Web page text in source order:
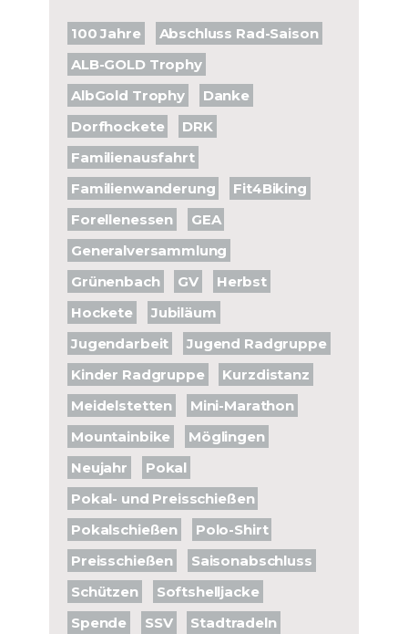
100 Jahre
Abschluss Rad-Saison
ALB-GOLD Trophy
AlbGold Trophy
Danke
Dorfhockete
DRK
Familienausfahrt
Familienwanderung
Fit4Biking
Forellenessen
GEA
Generalversammlung
Grünenbach
GV
Herbst
Hockete
Jubiläum
Jugendarbeit
Jugend Radgruppe
Kinder Radgruppe
Kurzdistanz
Meidelstetten
Mini-Marathon
Mountainbike
Möglingen
Neujahr
Pokal
Pokal- und Preisschießen
Pokalschießen
Polo-Shirt
Preisschießen
Saisonabschluss
Schützen
Softshelljacke
Spende
SSV
Stadtradeln